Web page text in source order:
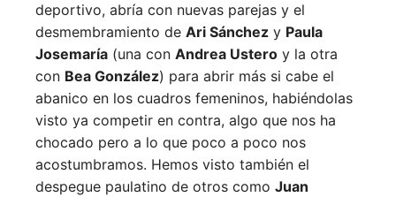
deportivo, abría con nuevas parejas y el
desmembramiento de Ari Sánchez y Paula
Josemaría (una con Andrea Ustero y la otra
con Bea González) para abrir más si cabe el
abanico en los cuadros femeninos, habiéndolas
visto ya competir en contra, algo que nos ha
chocado pero a lo que poco a poco nos
acostumbramos. Hemos visto también el
despegue paulatino de otros como Juan